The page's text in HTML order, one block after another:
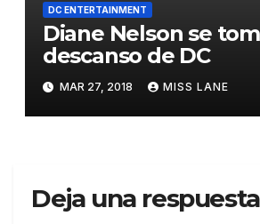
DC ENTERTAINMENT
Diane Nelson se
descanso de DC
MAR 27, 2018 MISS LANE
Deja una respuesta